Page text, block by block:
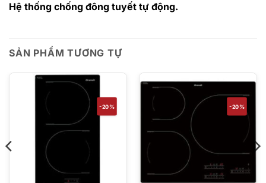
Hệ thống chống đông tuyết tự động.
SẢN PHẨM TƯƠNG TỰ
-20% -20%